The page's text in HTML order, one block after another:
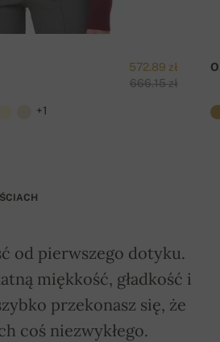
572.89 zł
666.15 zł
+1
od pierwszego dotyku.
miękkość, gładkość i
przekonasz się, że
coś niezwykłego.